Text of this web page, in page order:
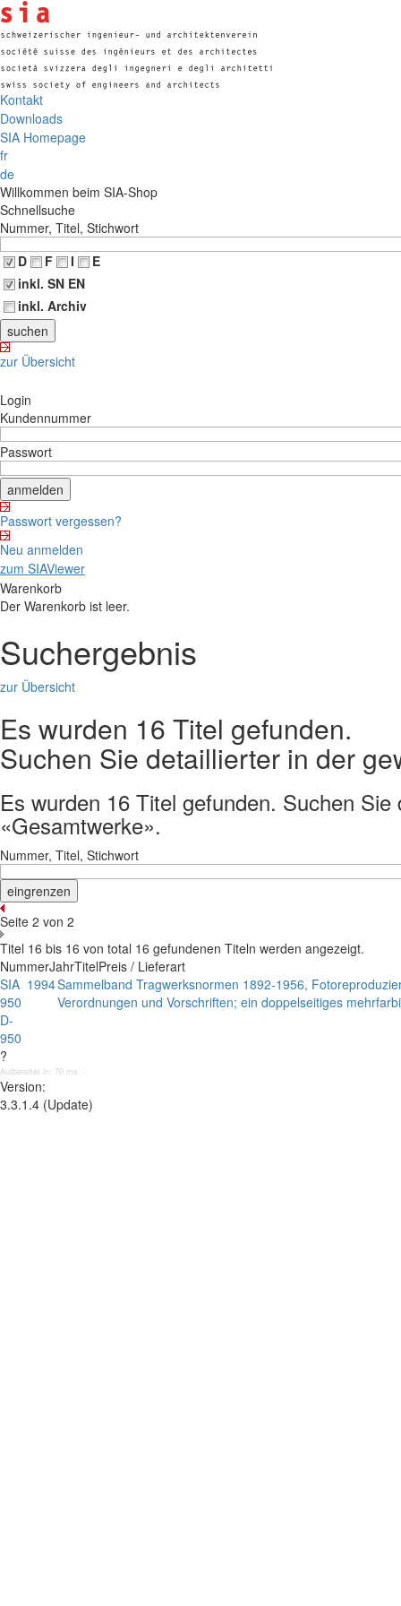
Kontakt
Downloads
SIA Homepage
fr
de
Willkommen beim SIA-Shop
Schnellsuche
Nummer, Titel, Stichwort
D
F I
E
inkl. SN EN
inkl. Archiv
zur Übersicht
Login
Kundennummer
Passwort
Passwort vergessen?
Neu anmelden
zum SIAViewer
Warenkorb
Der Warenkorb ist leer.
Suchergebnis
zur Übersicht
Es wurden 16 Titel gefunden.
Suchen Sie detaillierter in der
Es wurden 16 Titel gefunden. Suchen
«Gesamtwerke».
Nummer, Titel, Stichwort
Seite 2 von 2
Titel 16 bis 16 von total 16 gefundenen Titeln werden angezeigt.
NummerJahrTitelPreis / Lieferart
SIA
950
D-
950
?
1994Sammelband Tragwerksnormen 1892-1956,
Verordnungen und Vorschriften; ein doppelseitiges
Aufbereitet in: 70 ms;
Version:
3.3.1.4 (Update)